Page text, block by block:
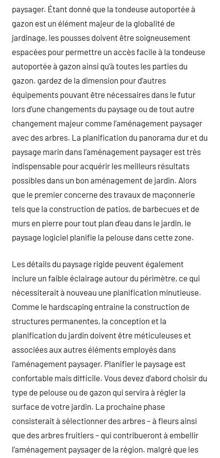
paysager. Étant donné que la tondeuse autoportée à
gazon est un élément majeur de la globalité de
jardinage, les pousses doivent être soigneusement
espacées pour permettre un accès facile à la tondeuse
autoportée à gazon ainsi qu’à toutes les parties du
gazon. gardez de la dimension pour d’autres
équipements pouvant être nécessaires dans le futur
lors d’une changements du paysage ou de tout autre
changement majeur comme l’aménagement paysager
avec des arbres. La planification du panorama dur et du
paysage marin dans l’aménagement paysager est très
indispensable pour acquérir les meilleurs résultats
possibles dans un bon aménagement de jardin. Alors
que le premier concerne des travaux de maçonnerie
tels que la construction de patios, de barbecues et de
murs en pierre pour tout plan d’eau dans le jardin, le
paysage logiciel planifie la pelouse dans cette zone.
Les détails du paysage rigide peuvent également
inclure un faible éclairage autour du périmètre, ce qui
nécessiterait à nouveau une planification minutieuse.
Comme le hardscaping entraine la construction de
structures permanentes, la conception et la
planification du jardin doivent être méticuleuses et
associées aux autres éléments employés dans
l’aménagement paysager. Planifier le paysage est
confortable mais difficile. Vous devez d’abord choisir du
type de pelouse ou de gazon qui servira à régler la
surface de votre jardin. La prochaine phase
consisterait à sélectionner des arbres – à fleurs ainsi
que des arbres fruitiers – qui contribueront à embellir
l’aménagement paysager de la région. malgré que les